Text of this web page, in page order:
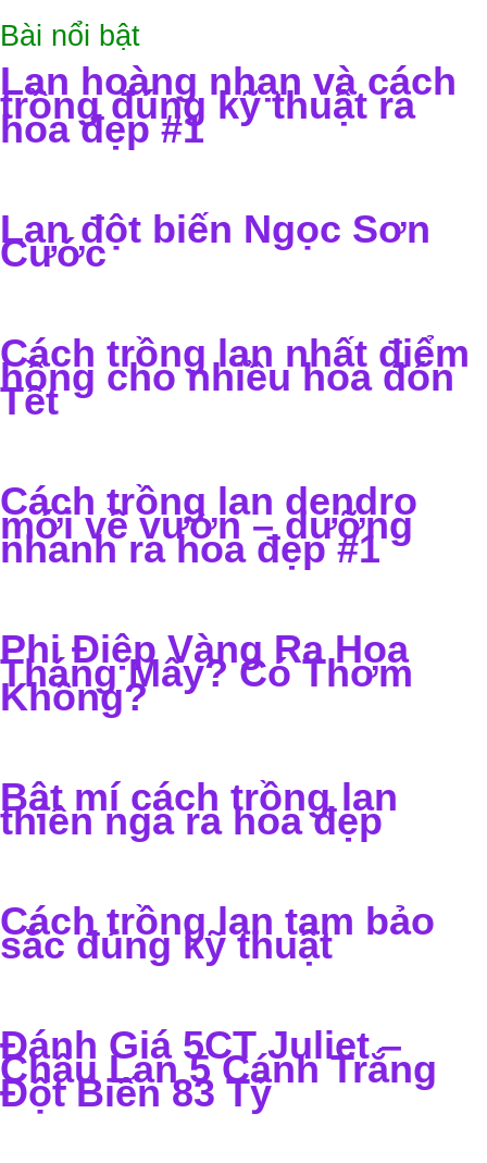
viết
Bài nổi bật
Lan hoàng nhạn và cách
trồng đúng kỹ thuật ra
hoa đẹp #1
Lan đột biến Ngọc Sơn
Cước
Cách trồng lan nhất điểm
hồng cho nhiều hoa đón
Tết
Cách trồng lan dendro
mới về vườn – dưỡng
nhanh ra hoa đẹp #1
Phi Điệp Vàng Ra Hoa
Tháng Mấy? Có Thơm
Không?
Bật mí cách trồng lan
thiên nga ra hoa đẹp
Cách trồng lan tam bảo
sắc đúng kỹ thuật
Đánh Giá 5CT Juliet –
Chậu Lan 5 Cánh Trắng
Đột Biến 83 Tỷ